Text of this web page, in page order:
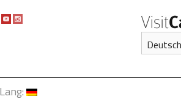
Lang: